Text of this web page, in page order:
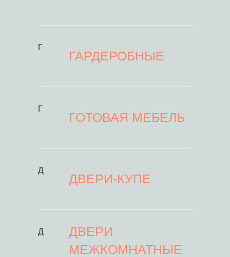
Г
ГАРДЕРОБНЫЕ
Г
ГОТОВАЯ МЕБЕЛЬ
Д
ДВЕРИ-КУПЕ
Д
ДВЕРИ
МЕЖКОМНАТНЫЕ